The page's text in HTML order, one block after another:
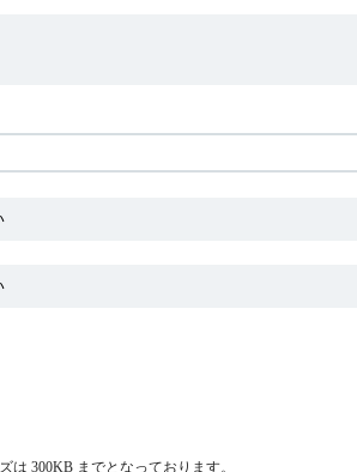
は 300KB までとなっております。